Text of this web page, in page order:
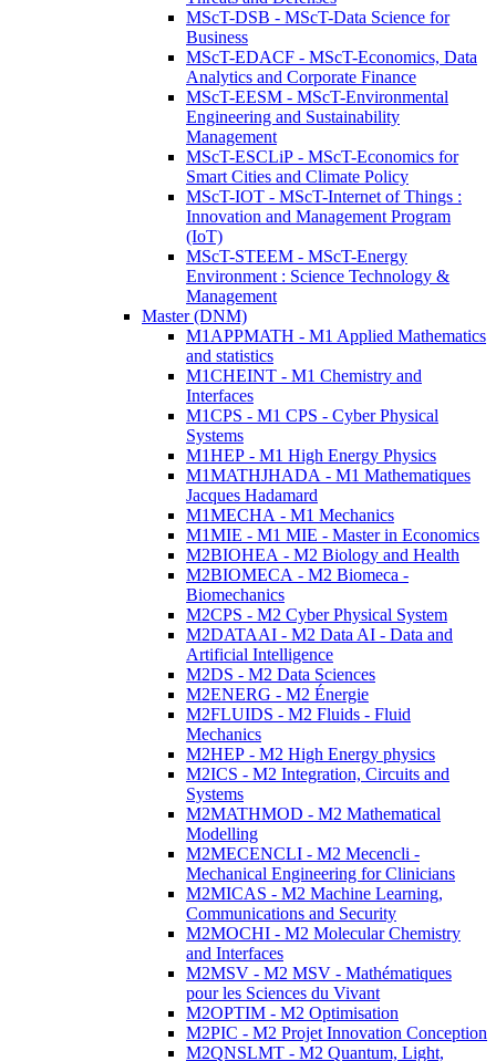
MScT-DSB - MScT-Data Science for
Business
MScT-EDACF - MScT-Economics, Data
Analytics and Corporate Finance
MScT-EESM - MScT-Environmental
Engineering and Sustainability
Management
MScT-ESCLiP - MScT-Economics for
Smart Cities and Climate Policy
MScT-IOT - MScT-Internet of Things :
Innovation and Management Program
(IoT)
MScT-STEEM - MScT-Energy
Environment : Science Technology &
Management
Master (DNM)
M1APPMATH - M1 Applied Mathematics
and statistics
M1CHEINT - M1 Chemistry and
Interfaces
M1CPS - M1 CPS - Cyber Physical
Systems
M1HEP - M1 High Energy Physics
M1MATHJHADA - M1 Mathematiques
Jacques Hadamard
M1MECHA - M1 Mechanics
M1MIE - M1 MIE - Master in Economics
M2BIOHEA - M2 Biology and Health
M2BIOMECA - M2 Biomeca -
Biomechanics
M2CPS - M2 Cyber Physical System
M2DATAAI - M2 Data AI - Data and
Artificial Intelligence
M2DS - M2 Data Sciences
M2ENERG - M2 Énergie
M2FLUIDS - M2 Fluids - Fluid
Mechanics
M2HEP - M2 High Energy physics
M2ICS - M2 Integration, Circuits and
Systems
M2MATHMOD - M2 Mathematical
Modelling
M2MECENCLI - M2 Mecencli -
Mechanical Engineering for Clinicians
M2MICAS - M2 Machine Learning,
Communications and Security
M2MOCHI - M2 Molecular Chemistry
and Interfaces
M2MSV - M2 MSV - Mathématiques
pour les Sciences du Vivant
M2OPTIM - M2 Optimisation
M2PIC - M2 Projet Innovation Conception
M2QNSLMT - M2 Quantum, Light,